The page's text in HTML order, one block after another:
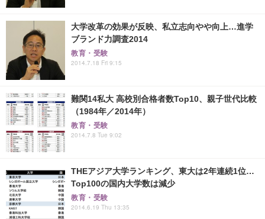
大学改革の効果が反映、私立志向やや向上…進学
ブランド力調査2014
教育・受験
2014.7.18 Fri 9:15
難関14私大 高校別合格者数Top10、親子世代比較
（1984年／2014年）
教育・受験
2014.7.8 Tue 9:02
THEアジア大学ランキング、東大は2年連続1位…
Top100の国内大学数は減少
教育・受験
2014.6.19 Thu 13:35